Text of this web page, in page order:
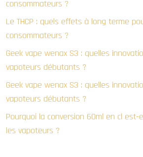
consommateurs ?
Le THCP : quels effets à long terme
consommateurs ?
Geek vape wenax S3 : quelles
vapoteurs débutants ?
Geek vape wenax S3 : quelles
vapoteurs débutants ?
Pourquoi la conversion 60ml en cl
les vapoteurs ?